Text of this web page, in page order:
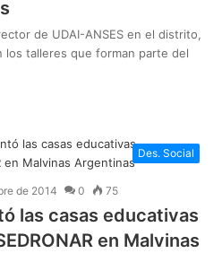
de UDAI-ANSES en el distrito,
los talleres que forman parte del
Des. Social
de 2014 0 75
las casas educativas
en Malvinas